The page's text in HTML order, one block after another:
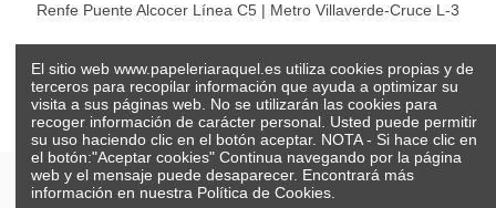
Renfe Puente Alcocer Línea C5 | Metro Villaverde-Cruce L-3
El sitio web www.papeleriaraquel.es utiliza cookies propias y de
terceros para recopilar información que ayuda a optimizar su
visita a sus páginas web. No se utilizarán las cookies para
recoger información de carácter personal. Usted puede permitir
su uso haciendo clic en el botón aceptar. NOTA - Si hace clic en
el botón:"Aceptar cookies" Continua navegando por la página
web y el mensaje puede desaparecer. Encontrará más
información en nuestra Política de Cookies.